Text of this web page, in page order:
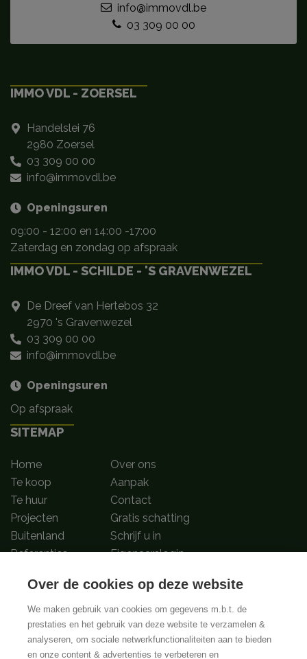
info@immovdl.be
03 309 00 00
IMMO VDL - ZOERSEL
Handelslei 76
2980 Zoersel
03 309 00 00
info@immovdl.be
Openingsuren
09:00 - 12:00 en 14:00 -17:00
Zaterdag en zondag op afspraak
IMMO VDL - SCHILDE - 'S GRAVENWEZEL
De Dreef van Hertebos 32
2970 's Gravenwezel
03 309 00 00
info@immovdl.be
Openingsuren
Op afspraak
SITEMAP
Home
Te koop
Te huur
Projecten
Buitenland
Referenties
Over ons
Aanpak
Contact
Gratis schatting
Schrijf u in
Eigenaarslogin
Volg ons op
BIV-Erkende vastgoedmakelaar-bemiddelaars in België met BIV nummers
Over de cookies op deze website
We maken gebruik van cookies om gegevens m.b.t. de
prestaties en het gebruik van deze website te verzamelen &
analyseren, om sociale netwerkfunctionaliteiten aan te bieden
en onze content & advertenties te verbeteren en